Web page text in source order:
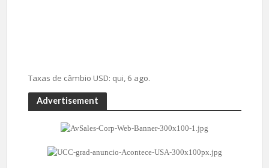
Taxas de câmbio USD: qui, 6 ago.
Advertisement